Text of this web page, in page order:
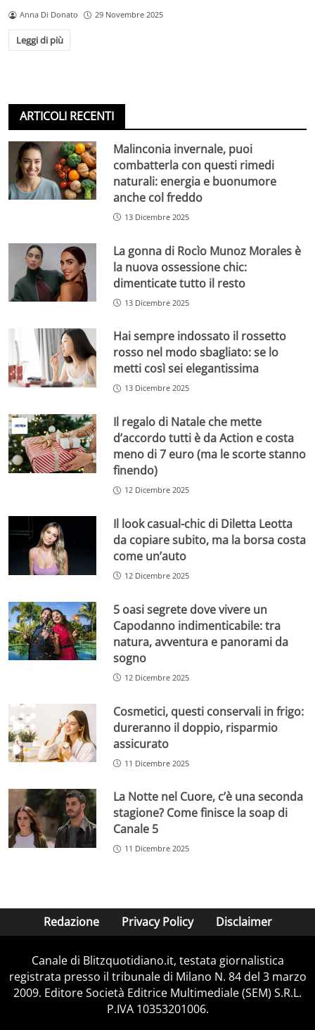
Anna Di Donato 29 Novembre 2025
Leggi di più
ARTICOLI RECENTI
Malinconia invernale, puoi
combatterla con questi rimedi
naturali: energia e buonumore
anche col freddo
13 Dicembre 2025
La gonna di Rocìo Munoz Morales è
la nuova ossessione chic:
dimenticate tutto il resto
13 Dicembre 2025
Hai sempre indossato il rossetto
rosso nel modo sbagliato: se lo
metti così sei elegantissima
13 Dicembre 2025
Il regalo di Natale che mette
d’accordo tutti è da Action e costa
meno di 7 euro (ma le scorte stanno
finendo)
12 Dicembre 2025
Il look casual-chic di Diletta Leotta
da copiare subito, ma la borsa costa
come un’auto
12 Dicembre 2025
5 oasi segrete dove vivere un
Capodanno indimenticabile: tra
natura, avventura e panorami da
sogno
12 Dicembre 2025
Cosmetici, questi conservali in frigo:
dureranno il doppio, risparmio
assicurato
11 Dicembre 2025
La Notte nel Cuore, c’è una seconda
stagione? Come finisce la soap di
Canale 5
11 Dicembre 2025
Redazione Privacy Policy Disclaimer
Canale di Blitzquotidiano.it, testata giornalistica
registrata presso il tribunale di Milano N. 84 del 3 marzo
2009. Editore Società Editrice Multimediale (SEM) S.R.L.
P.IVA 10353201006.